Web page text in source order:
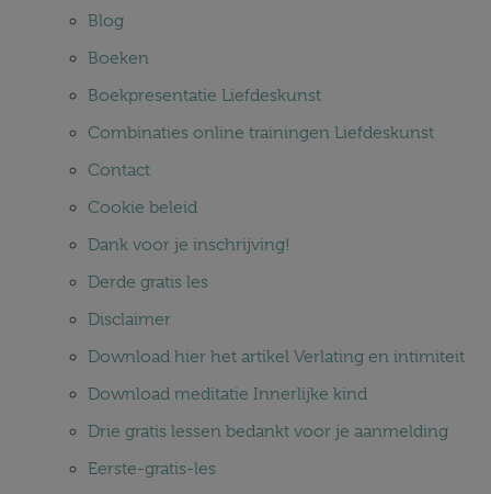
Blog
Boeken
Boekpresentatie Liefdeskunst
Combinaties online trainingen Liefdeskunst
Contact
Cookie beleid
Dank voor je inschrijving!
Derde gratis les
Disclaimer
Download hier het artikel Verlating en intimiteit
Download meditatie Innerlijke kind
Drie gratis lessen bedankt voor je aanmelding
Eerste-gratis-les